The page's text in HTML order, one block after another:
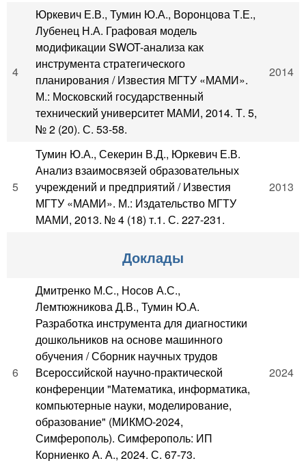
4
Юркевич Е.В., Тумин Ю.А., Воронцова Т.Е.,
Лубенец Н.А. Графовая модель
модификации SWOT-анализа как
инструмента стратегического
планирования / Известия МГТУ «МАМИ».
М.: Московский государственный
технический университет МАМИ, 2014. Т. 5,
№ 2 (20). С. 53-58.
2014
5
Тумин Ю.А., Секерин В.Д., Юркевич Е.В.
Анализ взаимосвязей образовательных
учреждений и предприятий / Известия
МГТУ «МАМИ». М.: Издательство МГТУ
МАМИ, 2013. № 4 (18) т.1. С. 227-231.
2013
Доклады
6
Дмитренко М.С., Носов А.С.,
Лемтюжникова Д.В., Тумин Ю.А.
Разработка инструмента для диагностики
дошкольников на основе машинного
обучения / Сборник научных трудов
Всероссийской научно-практической
конференции "Математика, информатика,
компьютерные науки, моделирование,
образование" (МИКМО-2024,
Симферополь). Симферополь: ИП
Корниенко А. А., 2024. С. 67-73.
2024